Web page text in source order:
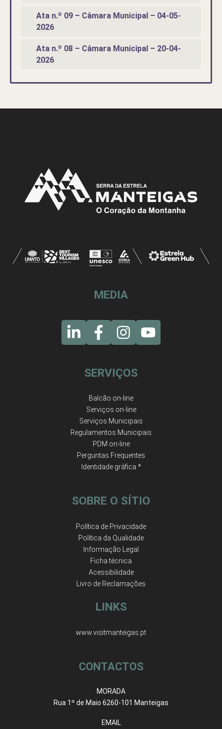
Ata n.º 09 – Câmara Municipal – 04-05-
2026
Ata n.º 08 – Câmara Municipal – 20-04-
2026
MEDIA
SERVIÇOS
Balcão on-line
Serviços on-line
Serviços Municipais
Regulamentos Municipais
PDM on-line
Perguntas Frequentes
Identidade gráfica *
SOBRE O SÍTIO
Política de Privacidade
Política da Qualidade
Informação Legal
Ficha técnica
Acessibilidade
Livro de Reclamações
LINKS
www.visitmanteigas.pt
CONTACTOS
MORADA
Rua 1º de Maio 6260-101 Manteigas
EMAIL